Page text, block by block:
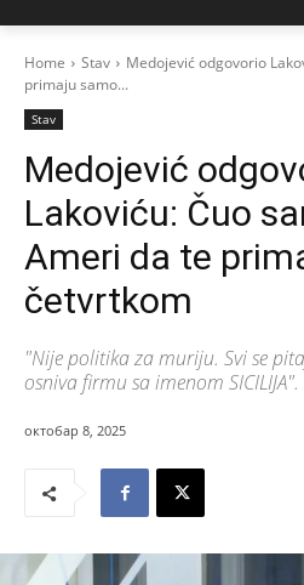
Home Stav
Medojević odgovorio
primaju samo...
Stav
Medojević
Lakoviću: Čuo
Ameri da te
četvrtkom
"Nije politika za muriju. Svi se
osniva firmu sa imenom SICILIJA".
октобар 8, 2025